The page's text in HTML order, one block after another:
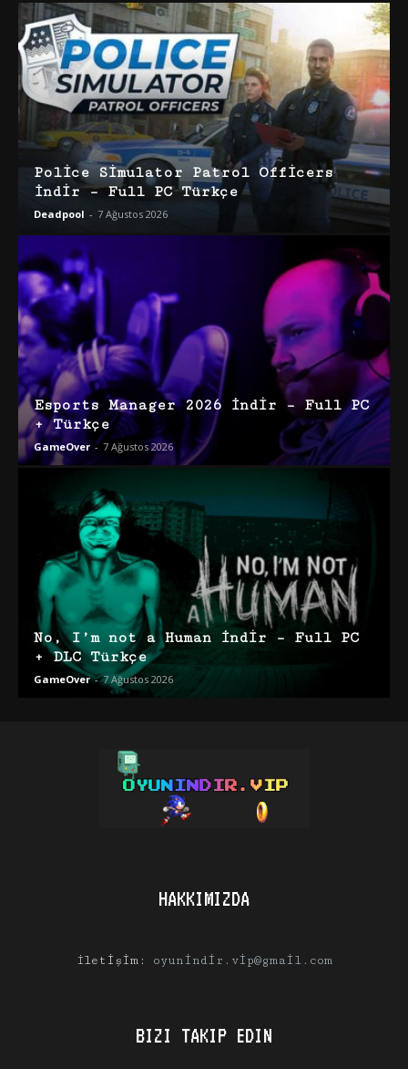
Police Simulator Patrol Officers
İndir – Full PC Türkçe
Deadpool - 7 Ağustos 2026
Esports Manager 2026 İndir – Full PC
+ Türkçe
GameOver - 7 Ağustos 2026
No, I’m not a Human İndir – Full PC
+ DLC Türkçe
GameOver - 7 Ağustos 2026
HAKKIMIZDA
İletişim: oyunindir.vip@gmail.com
BIZI TAKIP EDIN